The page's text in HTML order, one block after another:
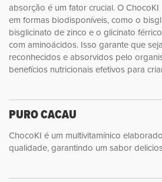
absorção é um fator crucial. O
em formas biodisponíveis, como o
bisglicinato de zinco e o glicinato
com aminoácidos. Isso garante que
reconhecidos e absorvidos pelo
benefícios nutricionais efetivos para
PURO CACAU
ChocoKI é um multivitamínico
qualidade, garantindo um sabor